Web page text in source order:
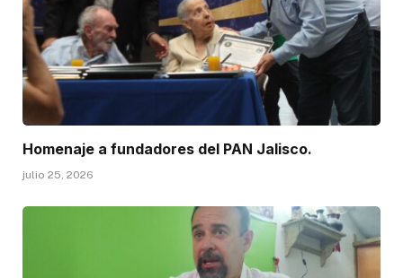
Homenaje a fundadores del PAN Jalisco.
julio 25, 2026